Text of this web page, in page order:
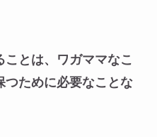
ことは、ワガママなこ
つために必要なことな